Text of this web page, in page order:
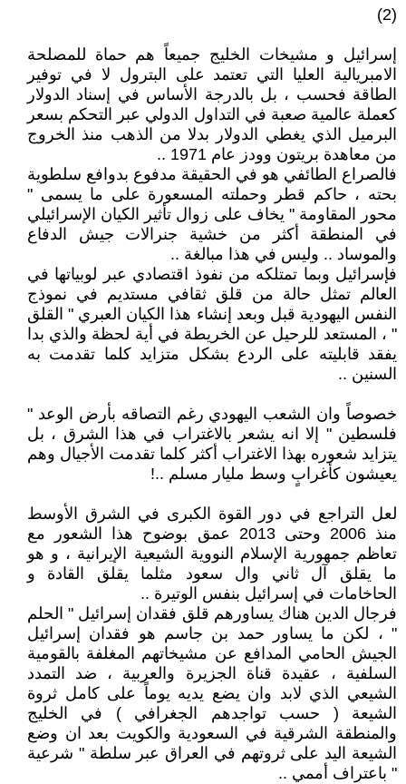
(2)
إسرائيل و مشيخات الخليج جميعاً هم حماة للمصلحة
الامبريالية العليا التي تعتمد على البترول لا في توفير
الطاقة فحسب ، بل بالدرجة الأساس في إسناد الدولار
كعملة عالمية صعبة في التداول الدولي عبر التحكم بسعر
البرميل الذي يغطي الدولار بدلا من الذهب منذ الخروج
من معاهدة بريتون وودز عام 1971 ..
فالصراع الطائفي هو في الحقيقة مدفوع بدوافع سلطوية
بحته ، حاكم قطر وحملته المسعورة على ما يسمى "
محور المقاومة " يخاف على زوال تأثير الكيان الإسرائيلي
في المنطقة أكثر من خشية جنرالات جيش الدفاع
والموساد .. وليس في هذا مبالغة ..
فإسرائيل وبما تمتلكه من نفوذ اقتصادي عبر لوبياتها في
العالم تمثل حالة من قلق ثقافي مستديم في نموذج
النفس اليهودية قبل وبعد إنشاء هذا الكيان العبري " القلق
" ، المستعد للرحيل عن الخريطة في أية لحظة والذي بدا
يفقد قابليته على الردع بشكل متزايد كلما تقدمت به
السنين ..
خصوصاً وان الشعب اليهودي رغم التصاقه بأرض الوعد "
فلسطين " إلا انه يشعر بالاغتراب في هذا الشرق ، بل
يتزايد شعوره بهذا الاغتراب أكثر كلما تقدمت الأجيال وهم
يعيشون كأغرابٍ وسط مليار مسلم ..!
لعل التراجع في دور القوة الكبرى في الشرق الأوسط
منذ 2006 وحتى 2013 عمق بوضوح هذا الشعور مع
تعاظم جمهورية الإسلام النووية الشيعية الإيرانية ، و هو
ما يقلق آل ثاني وال سعود مثلما يقلق القادة و
الحاخامات في إسرائيل بنفس الوتيرة ..
فرجال الدين هناك يساورهم قلق فقدان إسرائيل " الحلم
" ، لكن ما يساور حمد بن جاسم هو فقدان إسرائيل
الجيش الحامي المدافع عن مشيخاتهم المغلفة بالقومية
السلفية ، عقيدة قناة الجزيرة والعربية ، ضد التمدد
الشيعي الذي لابد وان يضع يديه يوماً على كامل ثروة
الشيعة ( حسب تواجدهم الجغرافي ) في الخليج
والمنطقة الشرقية في السعودية والكويت بعد ان وضع
الشيعة اليد على ثروتهم في العراق عبر سلطة " شرعية
" باعتراف أممي ..